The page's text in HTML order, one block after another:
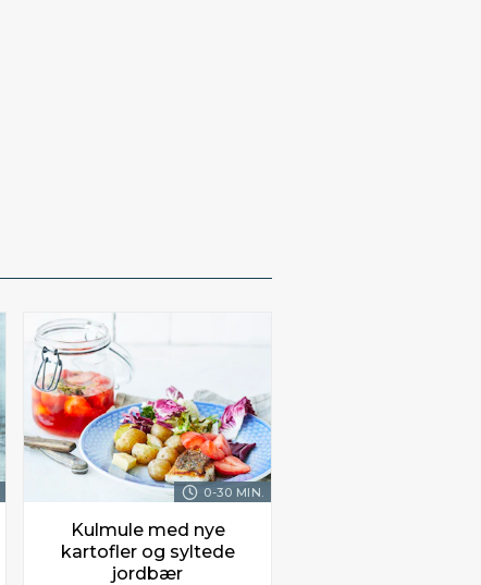
0-30 MIN.
Kulmule med nye
kartofler og syltede
jordbær